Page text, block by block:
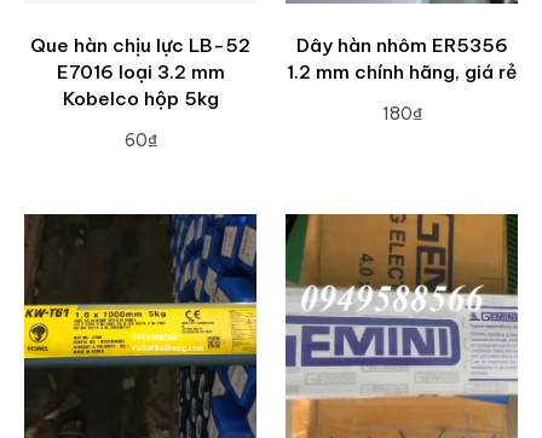
Que hàn chịu lực LB-52
E7016 loại 3.2 mm
Kobelco hộp 5kg
60₫
Dây hàn nhôm ER5356
1.2 mm chính hãng, giá rẻ
180₫